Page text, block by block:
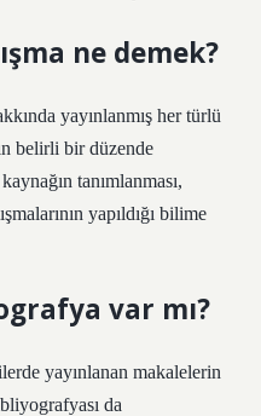
ne demek?
yayınlanmış her türlü
belirli bir düzende
tanımlanması,
yapıldığı bilime
var mı?
yayınlanan makalelerin
da